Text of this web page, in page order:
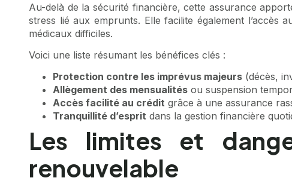
Au-delà de la sécurité financière, cette assurance
stress lié aux emprunts. Elle facilite également
médicaux difficiles.
Voici une liste résumant les bénéfices clés :
Protection contre les imprévus majeurs (décès,
Allègement des mensualités ou suspension
Accès facilité au crédit grâce à une assurance
Tranquillité d’esprit dans la gestion financière
Les limites et
renouvelable